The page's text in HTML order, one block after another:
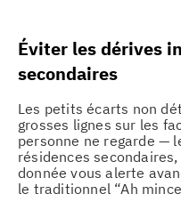
Éviter les dérives
secondaires
Les petits écarts non
grosses lignes sur les
personne ne regarde —
résidences
donnée vous alerte
le traditionnel “Ah